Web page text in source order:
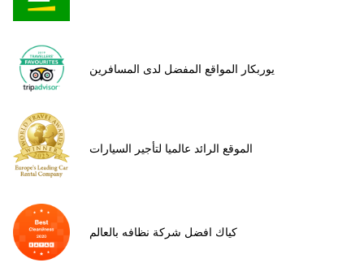
يوربكار المواقع المفضل لدى المسافرين
الموقع الرائد عالميا لتأجير السيارات
كياك افضل شركة نظافه بالعالم